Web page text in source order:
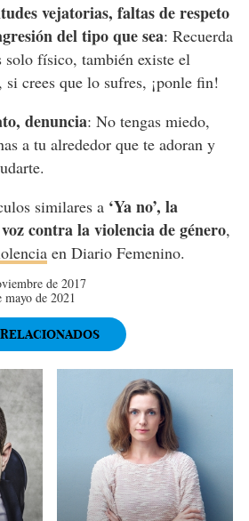
vejatorias, faltas de respeto
del tipo que sea: Recuerda
solo físico, también existe el
si crees que lo sufres, ¡ponle fin!
denuncia: No tengas miedo,
a tu alrededor que te adoran y
similares a ‘Ya no’, la
contra la violencia de género,
en Diario Femenino.
de 2017
mayo de 2021
RELACIONADOS